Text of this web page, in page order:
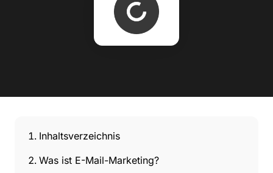
Inhaltsverzeichnis
Was ist E-Mail-Marketing?